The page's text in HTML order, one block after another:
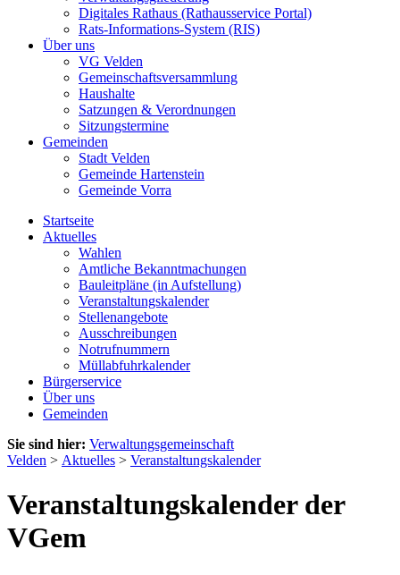
Digitales Rathaus (Rathausservice Portal)
Rats-Informations-System (RIS)
Über uns
VG Velden
Gemeinschaftsversammlung
Haushalte
Satzungen & Verordnungen
Sitzungstermine
Gemeinden
Stadt Velden
Gemeinde Hartenstein
Gemeinde Vorra
Startseite
Aktuelles
Wahlen
Amtliche Bekanntmachungen
Bauleitpläne (in Aufstellung)
Veranstaltungskalender
Stellenangebote
Ausschreibungen
Notrufnummern
Müllabfuhrkalender
Bürgerservice
Über uns
Gemeinden
Sie sind hier: Verwaltungsgemeinschaft
Velden > Aktuelles > Veranstaltungskalender
Veranstaltungskalender der
VGem